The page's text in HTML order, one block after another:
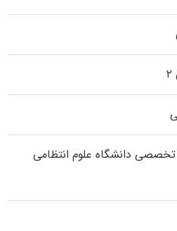
داﻧﺸﮕﺎه ﻋﻠﻮم انتظامی